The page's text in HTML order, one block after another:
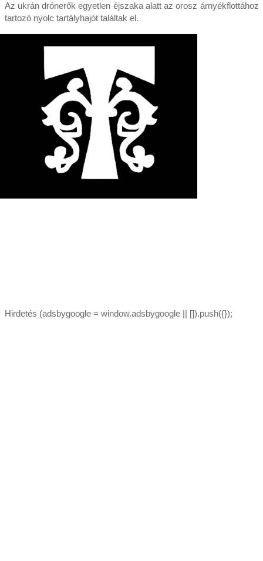
Az ukrán drónerők egyetlen éjszaka alatt az orosz árnyékflottához
tartozó nyolc tartályhajót találtak el.
Hirdetés (adsbygoogle = window.adsbygoogle || []).push({});